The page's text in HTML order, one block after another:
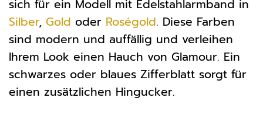
sich für ein Modell mit Edelstahlarmband in
Silber, Gold oder Roségold. Diese Farben
sind modern und auffällig und verleihen
Ihrem Look einen Hauch von Glamour. Ein
schwarzes oder blaues Zifferblatt sorgt für
einen zusätzlichen Hingucker.